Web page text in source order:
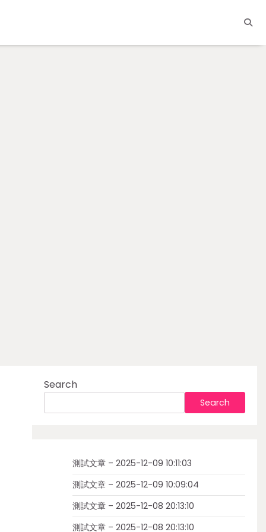
Search
Search
測試文章 – 2025-12-09 10:11:03
測試文章 – 2025-12-09 10:09:04
測試文章 – 2025-12-08 20:13:10
測試文章 – 2025-12-08 20:13:10